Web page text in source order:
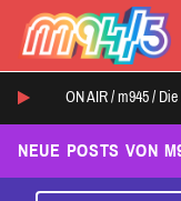
ON AIR / m945 /
NEUE POSTS VON